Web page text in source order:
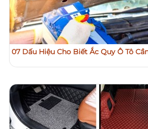
07 Dấu Hiệu Cho Biết Ắc Quy Ô Tô